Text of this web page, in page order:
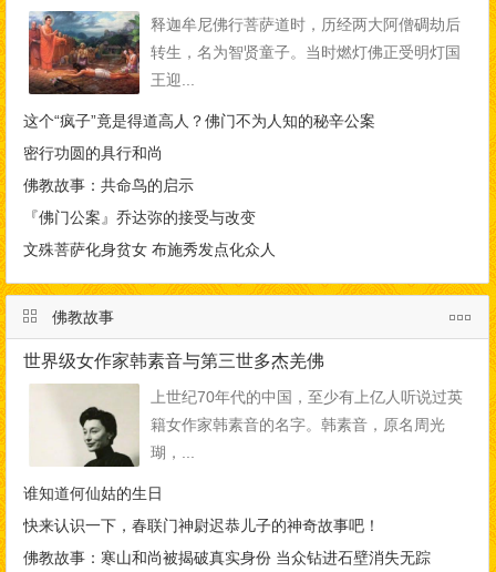
释迦牟尼佛行菩萨道时，历经两大阿僧碉劫后
转生，名为智贤童子。当时燃灯佛正受明灯国
王迎...
这个“疯子”竟是得道高人？佛门不为人知的秘辛公案
密行功圆的具行和尚
佛教故事：共命鸟的启示
『佛门公案』乔达弥的接受与改变
文殊菩萨化身贫女 布施秀发点化众人
佛教故事
世界级女作家韩素音与第三世多杰羌佛
上世纪70年代的中国，至少有上亿人听说过英
籍女作家韩素音的名字。韩素音，原名周光
瑚，...
谁知道何仙姑的生日
快来认识一下，春联门神尉迟恭儿子的神奇故事吧！
佛教故事：寒山和尚被揭破真实身份 当众钻进石壁消失无踪